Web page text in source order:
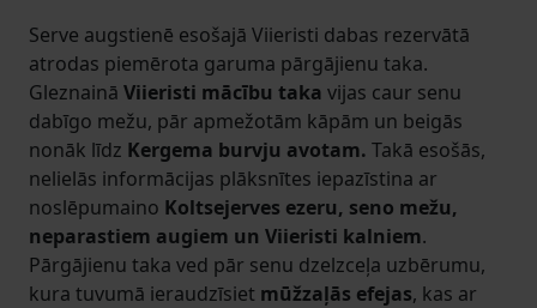
Serve augstienē esošajā Viieristi dabas rezervātā
atrodas piemērota garuma pārgājienu taka.
Gleznainā Viieristi mācību taka vijas caur senu
dabīgo mežu, pār apmežotām kāpām un beigās
nonāk līdz Kergema burvju avotam. Takā esošās,
nelielās informācijas plāksnītes iepazīstina ar
noslēpumaino Koltsejerves ezeru, seno mežu,
neparastiem augiem un Viieristi kalniem.
Pārgājienu taka ved pār senu dzelzceļa uzbērumu,
kura tuvumā ieraudzīsiet mūžzaļās efejas, kas ar